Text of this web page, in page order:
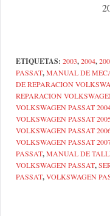
ETIQUETAS: 2003,2004,
PASSAT,MANUAL DE
DE REPARACION
REPARACION
VOLKSWAGEN PASSAT
VOLKSWAGEN PASSAT
VOLKSWAGEN PASSAT
VOLKSWAGEN PASSAT
PASSAT,MANUAL DE
VOLKSWAGEN PASSAT,
PASSAT,VOLKSWAGEN